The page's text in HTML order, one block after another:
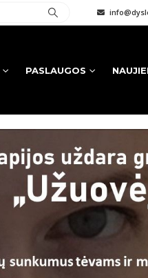
PASLAUGOS